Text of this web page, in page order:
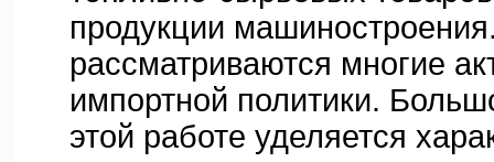
продукции
рассматриваются многие
импортной политики.
этой работе уделяется